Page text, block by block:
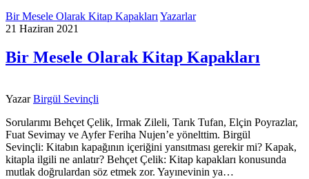
Bir Mesele Olarak Kitap Kapakları Yazarlar
21 Haziran 2021
Bir Mesele Olarak Kitap Kapakları
YazarBirgül Sevinçli
Sorularımı Behçet Çelik, Irmak Zileli, Tarık Tufan, Elçin Poyrazlar,
Fuat Sevimay ve Ayfer Feriha Nujen’e yönelttim. Birgül
Sevinçli: Kitabın kapağının içeriğini yansıtması gerekir mi? Kapak,
kitapla ilgili ne anlatır? Behçet Çelik: Kitap kapakları konusunda
mutlak doğrulardan söz etmek zor. Yayınevinin ya…